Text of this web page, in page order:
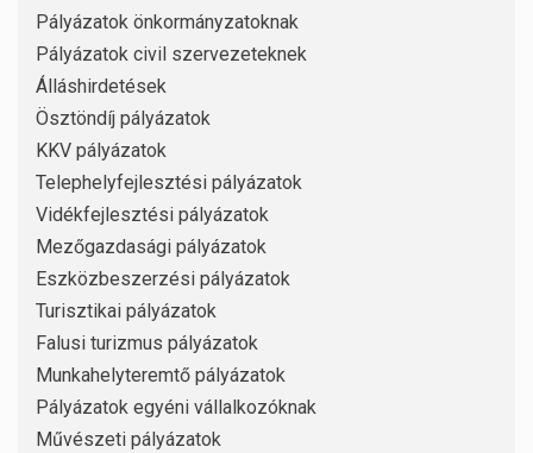
Pályázatok önkormányzatoknak
Pályázatok civil szervezeteknek
Álláshirdetések
Ösztöndíj pályázatok
KKV pályázatok
Telephelyfejlesztési pályázatok
Vidékfejlesztési pályázatok
Mezőgazdasági pályázatok
Eszközbeszerzési pályázatok
Turisztikai pályázatok
Falusi turizmus pályázatok
Munkahelyteremtő pályázatok
Pályázatok egyéni vállalkozóknak
Művészeti pályázatok